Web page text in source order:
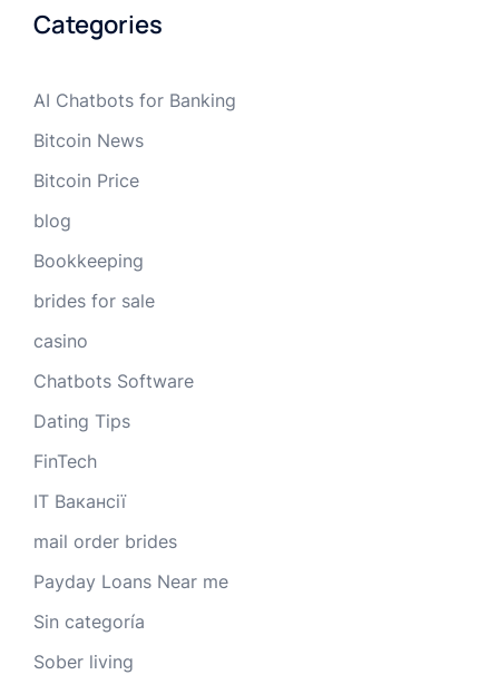
Categories
AI Chatbots for Banking
Bitcoin News
Bitcoin Price
blog
Bookkeeping
brides for sale
casino
Chatbots Software
Dating Tips
FinTech
IT Вакансії
mail order brides
Payday Loans Near me
Sin categoría
Sober living